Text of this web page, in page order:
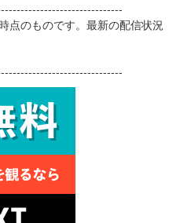
点のものです。最新の配信状況